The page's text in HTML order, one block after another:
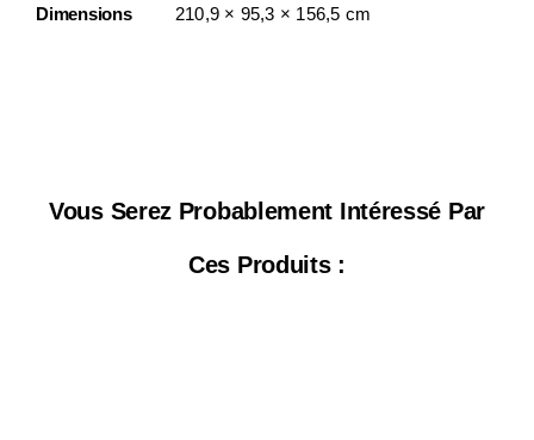
Dimensions 210,9 × 95,3 × 156,5 cm
Vous Serez Probablement Intéressé Par
Ces Produits :